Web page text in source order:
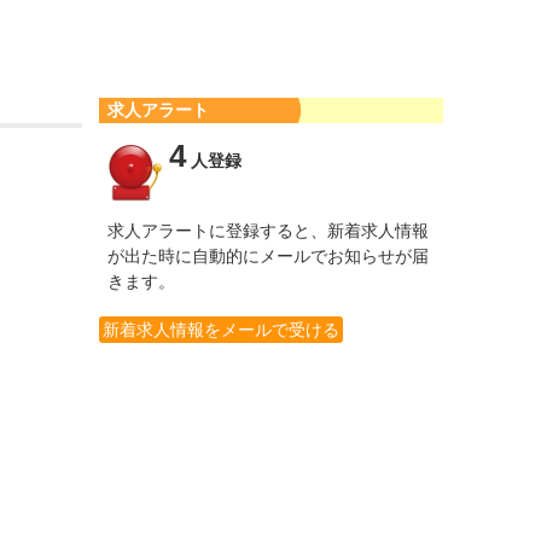
求人アラート
4人登録
求人アラートに登録すると、新着求人情報
が出た時に自動的にメールでお知らせが届
きます。
新着求人情報をメールで受ける